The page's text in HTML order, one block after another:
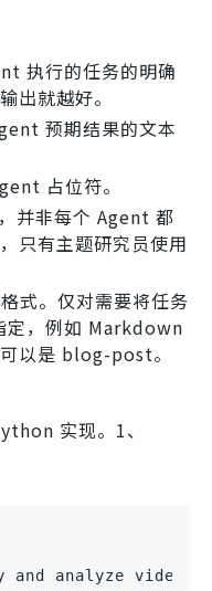
执行的任务的明确
出就越好。
预期结果的文本
占位符。
并非每个 Agent 都
只有主题研究员使用
式。仅对需要将任务
定，例如 Markdown
以是 blog-post。
实现。1、
and analyze videos